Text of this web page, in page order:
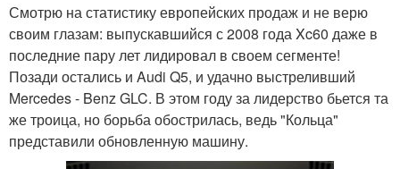
Смотрю на статистику европейских продаж и не верю
своим глазам: выпускавшийся с 2008 года Xc60 даже в
последние пару лет лидировал в своем сегменте!
Позади остались и Audi Q5, и удачно выстреливший
Mercedes - Benz GLC. В этом году за лидерство бьется та
же троица, но борьба обострилась, ведь "Кольца"
представили обновленную машину.